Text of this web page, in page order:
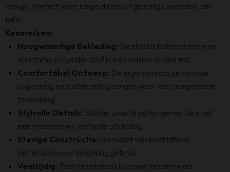
design. Perfect voor lange diners of gezellige avonden aan
tafel.
Kenmerken:
Hoogwaardige Bekleding: De stoel is bekleed met een
duurzame polyester stof in een warme bruine tint.
Comfortabel Ontwerp: De ergonomisch gevormde
rugleuning en zachte zitting zorgen voor een aangename
zitervaring.
Stijlvolle Details: Slanke, zwarte poten geven de stoel
een moderne en verfijnde uitstraling.
Stevige Constructie: Gemaakt van kwalitatieve
materialen voor langdurig gebruik.
Veelzijdig: Past moeiteloos in zowel moderne als